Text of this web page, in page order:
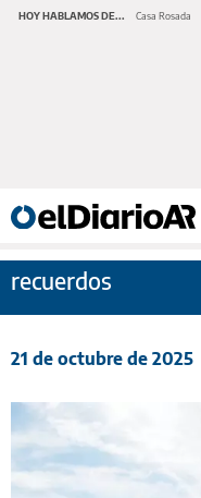
HOY HABLAMOS DE... Casa Rosada
recuerdos
21 de octubre de 2025